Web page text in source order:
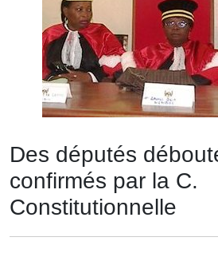
Des députés
confirmés par la C.
Constitutionnelle